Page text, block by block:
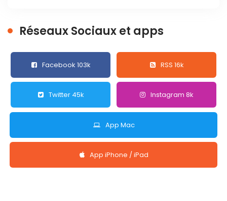
Réseaux Sociaux et apps
Facebook 103k RSS 16k
Twitter 45k Instagram 8k
App Mac
App iPhone / iPad